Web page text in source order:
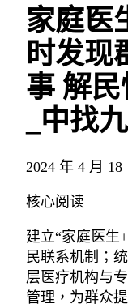
家庭医
时发现
事 解民
_中找
2024 年 4 月 18
核心阅读
建立“家庭医生
民联系机制；
层医疗机构与
管理，为群众